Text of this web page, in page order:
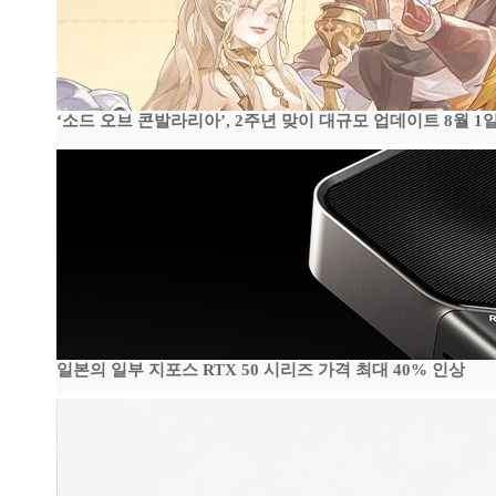
‘소드 오브 콘발라리아’, 2주년 맞이 대규모 업데이트 8월 1
일본의 일부 지포스 RTX 50 시리즈 가격 최대 40% 인상